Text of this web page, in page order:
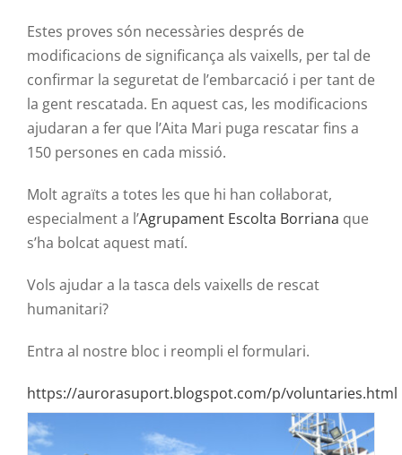
Estes proves són necessàries després de
modificacions de significança als vaixells, per tal de
confirmar la seguretat de l’embarcació i per tant de
la gent rescatada. En aquest cas, les modificacions
ajudaran a fer que l’Aita Mari puga rescatar fins a
150 persones en cada missió.
Molt agraïts a totes les que hi han col·laborat,
especialment a l’Agrupament Escolta Borriana que
s’ha bolcat aquest matí.
Vols ajudar a la tasca dels vaixells de rescat
humanitari?
Entra al nostre bloc i reompli el formulari.
https://aurorasuport.blogspot.com/p/voluntaries.html